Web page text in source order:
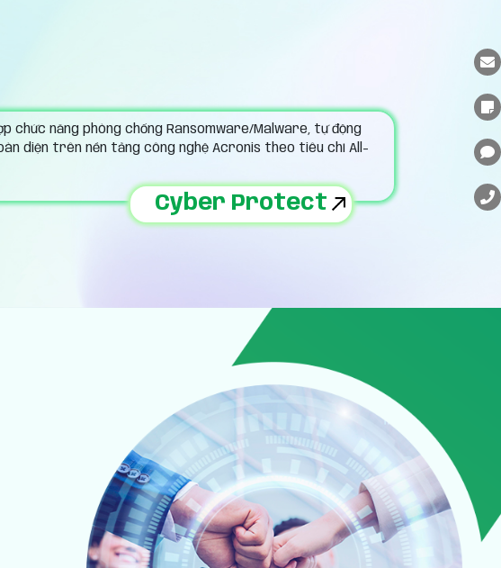
chức năng phòng chống Ransomware/Malware, tự động
diện trên nền tảng công nghệ Acronis theo tiêu chí All-
Cyber Protect